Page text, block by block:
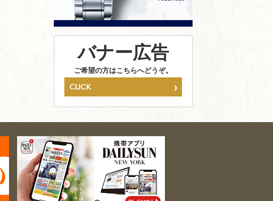
バナー広告
ご希望の方はこちらへどうぞ。
CLICK ›